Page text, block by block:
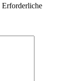
Erforderliche